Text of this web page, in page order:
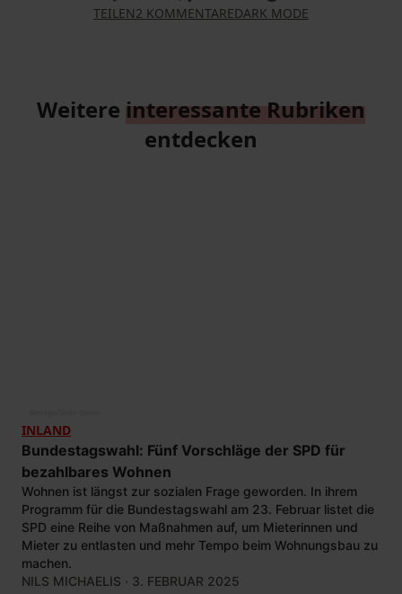
TEILEN2 KOMMENTAREDARK MODE
Weitere interessante Rubriken
entdecken
INLAND
Bundestagswahl: Fünf Vorschläge der SPD für
bezahlbares Wohnen
Wohnen ist längst zur sozialen Frage geworden. In ihrem
Programm für die Bundestagswahl am 23. Februar listet die
SPD eine Reihe von Maßnahmen auf, um Mieterinnen und
Mieter zu entlasten und mehr Tempo beim Wohnungsbau zu
machen.
NILS MICHAELIS · 3. FEBRUAR 2025